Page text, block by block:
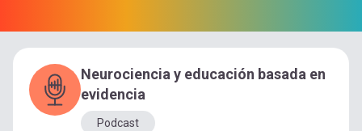
Neurociencia y educación basada en
evidencia
Podcast